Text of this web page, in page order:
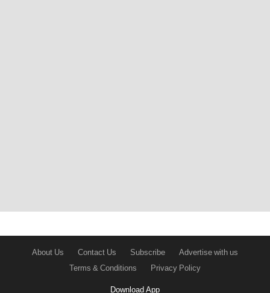
About Us Contact Us Subscribe
Advertise with us
Terms & Conditions
Privacy Policy
Download App